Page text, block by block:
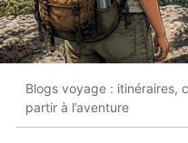
Blogs voyage : itinéraires,
partir à l’aventure